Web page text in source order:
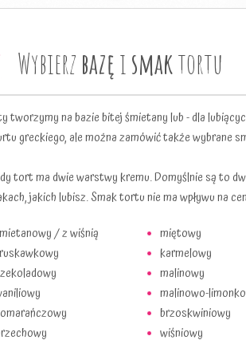
Wybierzbazęismaktortu
tworzymy na bazie bitej śmietany lub - dla
greckiego, ale można zamówić także wybrane
tort ma dwie warstwy kremu. Domyślnie są to
jakich lubisz. Smak tortu nie ma wpływu na
/ z wiśnią
miętowy
karmelowy
malinowy
malinowo-
brzoskwiniowy
wiśniowy